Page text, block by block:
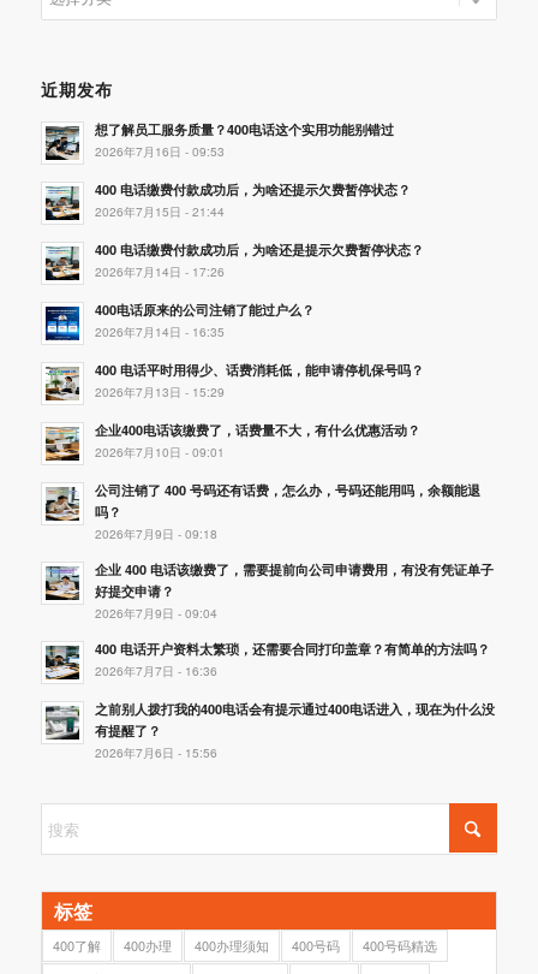
类
近期发布
想了解员工服务质量？400电话这个实用功能别错过
2026年7月16日 - 09:53
400 电话缴费付款成功后，为啥还提示欠费暂停状态？
2026年7月15日 - 21:44
400 电话缴费付款成功后，为啥还是提示欠费暂停状态？
2026年7月14日 - 17:26
400电话原来的公司注销了能过户么？
2026年7月14日 - 16:35
400 电话平时用得少、话费消耗低，能申请停机保号吗？
2026年7月13日 - 15:29
企业400电话该缴费了，话费量不大，有什么优惠活动？
2026年7月10日 - 09:01
公司注销了 400 号码还有话费，怎么办，号码还能用吗，余额能退
吗？
2026年7月9日 - 09:18
企业 400 电话该缴费了，需要提前向公司申请费用，有没有凭证单子
好提交申请？
2026年7月9日 - 09:04
400 电话开户资料太繁琐，还需要合同打印盖章？有简单的方法吗？
2026年7月7日 - 16:36
之前别人拨打我的400电话会有提示通过400电话进入，现在为什么没
有提醒了？
2026年7月6日 - 15:56
标签
400了解 400办理 400办理须知 400号码
400号码精选